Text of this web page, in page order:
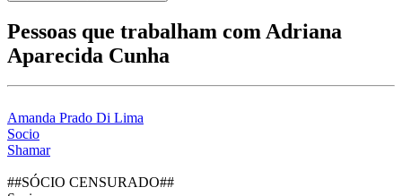
Pessoas que trabalham com Adriana
Aparecida Cunha
Amanda Prado Di Lima
Socio
Shamar
##SÓCIO CENSURADO##